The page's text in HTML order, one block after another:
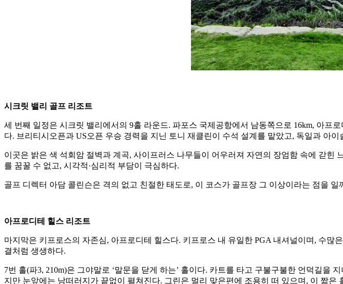
시크릿 밸리 골프 리조트
세 번째 일정은 시크릿 밸리에서의 9홀 라운드. 파포스 국제공항에서 남동쪽으로 16km, 아프
다. 브리티시오픈과 US오픈 우승 경력을 지닌 토니 재클린이 수석 설계를 맡았고, 독일과 아
이곳은 밝은 색 석회암 절벽과 계곡, 사이프러스 나무들이 어우러져 자연의 장엄함 속에 갇힌
를 꿈꿀 수 없고, 시각적·심리적 부담이 극심하다.
골프 디렉터 아담 콜린슨은 격의 없고 친절한 태도로, 이 코스가 골프장 그 이상이라는 점을 일
아프로디테 힐스 리조트
마지막은 키프로스의 자존심, 아프로디테 힐스다. 키프로스 내 유일한 PGA 내셔널이며, 수
결처럼 생생하다.
7번 홀(파3, 210m)은 그야말로 ‘말문을 닫게 하는’ 홀이다. 카트를 타고 구불구불한 언덕길
지만 눈앞에는 낭떠러지가 끝없이 펼쳐진다. 그린은 멀리 맞은편에 조용히 떠 있으며, 이 짧은